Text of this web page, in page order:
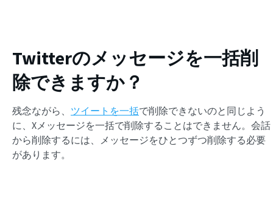
Twitterのメッセージを一括削
除できますか？
残念ながら、 ツイートを一括で削除できないのと同じよう
に、Xメッセージを一括で削除することはできません。会話
から削除するには、メッセージをひとつずつ削除する必要
があります。